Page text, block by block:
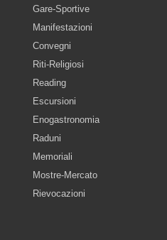
Gare-Sportive
Manifestazioni
Convegni
Riti-Religiosi
Reading
Escursioni
Enogastronomia
Raduni
Memoriali
Mostre-Mercato
Rievocazioni